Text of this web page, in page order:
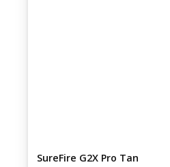
SureFire G2X Pro Tan